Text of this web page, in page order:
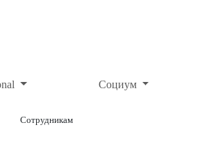
Социум
Сотрудникам